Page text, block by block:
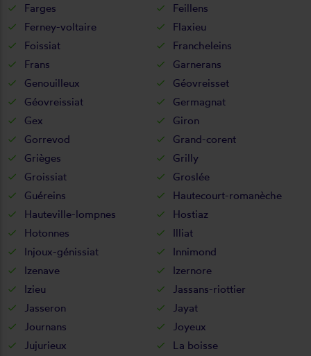
Farges
Feillens
Ferney-voltaire
Flaxieu
Foissiat
Francheleins
Frans
Garnerans
Genouilleux
Géovreisset
Géovreissiat
Germagnat
Gex
Giron
Gorrevod
Grand-corent
Grièges
Grilly
Groissiat
Groslée
Guéreins
Hautecourt-romanèche
Hauteville-lompnes
Hostiaz
Hotonnes
Illiat
Injoux-génissiat
Innimond
Izenave
Izernore
Izieu
Jassans-riottier
Jasseron
Jayat
Journans
Joyeux
Jujurieux
La boisse